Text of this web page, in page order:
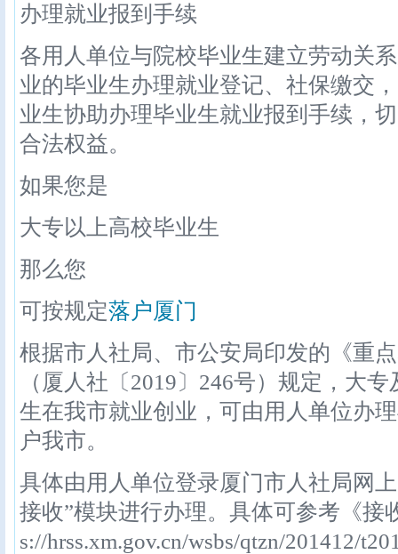
办理就业报到手续
各用人单位与院校毕业生建立劳动关
业的毕业生办理就业登记、社保缴交
业生协助办理毕业生就业报到手续，
合法权益。
如果您是
大专以上高校毕业生
那么您
可按规定落户厦门
根据市人社局、市公安局印发的《重
（厦人社〔2019〕246号）规定，大
生在我市就业创业，可由用人单位办
户我市。
具体由用人单位登录厦门市人社局网
接收”模块进行办理。具体可参考《接
s://hrss.xm.gov.cn/wsbs/qtzn/201412/